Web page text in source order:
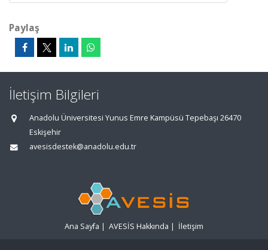
Paylaş
İletişim Bilgileri
Anadolu Üniversitesi Yunus Emre Kampüsü Tepebaşı 26470
Eskişehir
avesisdestek@anadolu.edu.tr
Ana Sayfa | AVESİS Hakkında | İletişim